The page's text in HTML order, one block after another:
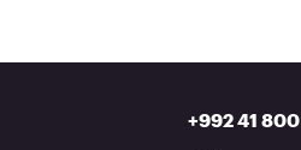
+992 41